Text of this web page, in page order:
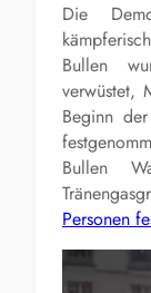
Die
Bullen
verwüstet,
Beginn
Bullen
Personen